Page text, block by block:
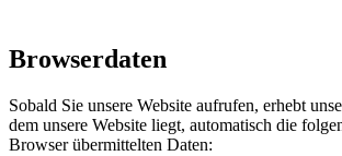
Browserdaten
Sobald Sie unsere Website aufrufen, erhebt
dem unsere Website liegt, automatisch die
Browser übermittelten Daten: